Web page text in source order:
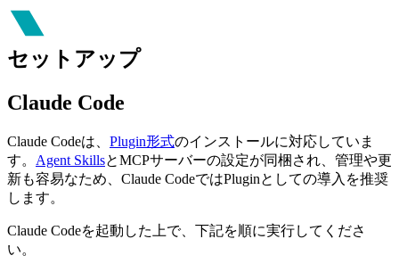
セットアップ
Claude Code
Claude Codeは、 Plugin形式のインストールに対応していま
す。 Agent SkillsとMCPサーバーの設定が同梱され、管理や更
新も容易なため、Claude CodeではPluginとしての導入を推奨
します。
Claude Codeを起動した上で、下記を順に実行してくださ
い。